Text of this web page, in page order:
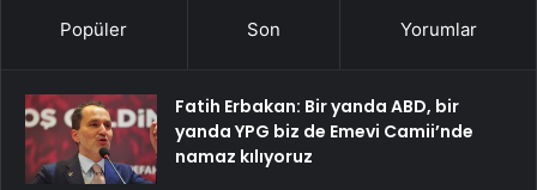
Popüler Son Yorumlar
Fatih Erbakan: Bir yanda ABD, bir
yanda YPG biz de Emevi Camii’nde
namaz kılıyoruz